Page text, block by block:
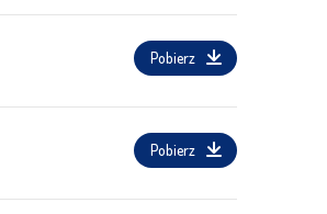
Pobierz
Pobierz